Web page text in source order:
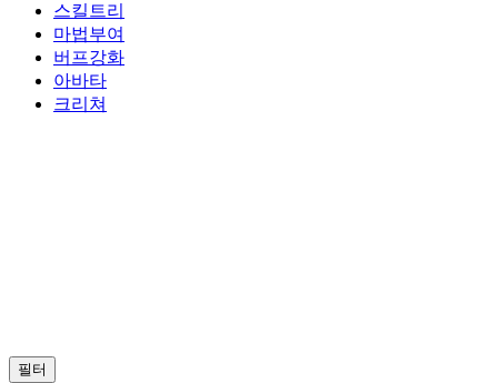
스킬트리
마법부여
버프강화
아바타
크리쳐
필터